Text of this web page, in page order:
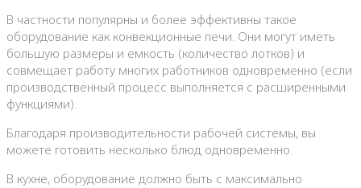
В частности популярны и более эффективны такое
оборудование как конвекционные печи. Они могут иметь
большую размеры и емкость (количество лотков) и
совмещает работу многих работников одновременно (если
производственный процесс выполняется с расширенными
функциями).
Благодаря производительности рабочей системы, вы
можете готовить несколько блюд одновременно.
В кухне, оборудование должно быть с максимально